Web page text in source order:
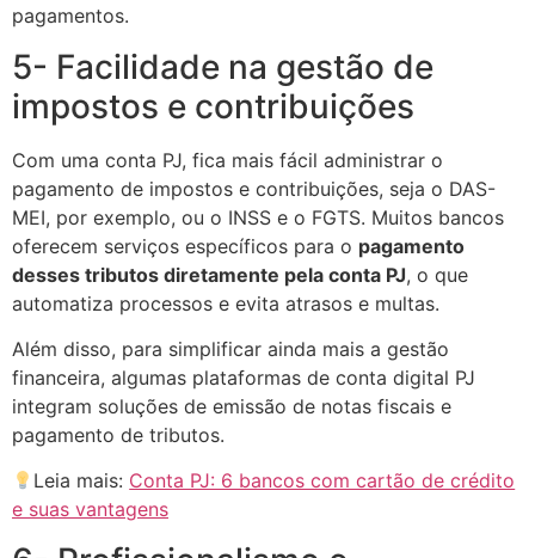
pagamentos.
5- Facilidade na gestão de
impostos e contribuições
Com uma conta PJ, fica mais fácil administrar o
pagamento de impostos e contribuições, seja o DAS-
MEI, por exemplo, ou o INSS e o FGTS. Muitos bancos
oferecem serviços específicos para o pagamento
desses tributos diretamente pela conta PJ, o que
automatiza processos e evita atrasos e multas.
Além disso, para simplificar ainda mais a gestão
financeira, algumas plataformas de conta digital PJ
integram soluções de emissão de notas fiscais e
pagamento de tributos.
Leia mais: Conta PJ: 6 bancos com cartão de crédito
e suas vantagens